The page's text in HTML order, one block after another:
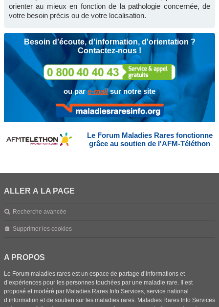
orienter au mieux en fonction de la pathologie concernée, de
votre besoin précis ou de votre localisation.
Besoin d'écoute, d'information, d'orientation ?
Contactez-nous !
ou pare-mailsur notre site
Le Forum Maladies Rares fonctionne
grâce au soutien de l'AFM-Téléthon
ALLER À LA PAGE
Recherche avancée
Supprimer les cookies
A PROPOS
Le Forum maladies rares est un espace de partage d’informations et
d’expériences pour les personnes touchées par une maladie rare. Il est
proposé et modéré par Maladies Rares Info Services, service national
d’information et de soutien sur les maladies rares. Maladies Rares Info Services